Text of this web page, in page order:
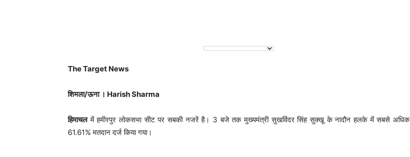
The Target News
शिमला/ऊना । Harish Sharma
हिमाचलमें हमीरपुर लोकसभा सीट पर सबकी नजरें है। 3 बजे तक मुख्यमंत्री सुखविंदर सिंह सुक्खू के नादौन हलके में सबसे अधिक
61.61% मतदान दर्ज किया गया।